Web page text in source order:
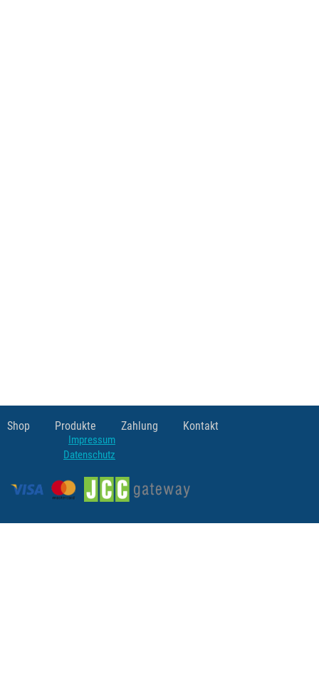
Shop Produkte Zahlung Kontakt
Impressum
Datenschutz